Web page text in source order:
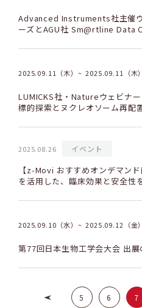
Advanced Instruments社主催
ーズとAGU社 Sm@rtline Data
2025.09.11（木） 2025.09.11（木）
LUMICKS社・Natureウェビナ
標的探索とヌクレオソーム再配
2025.08.26 イベント
【z-Movi おすすめオンデマン
を活用した、臨床効果と安全性
2025.09.10（水） 2025.09.12（金）
第77回日本生物工学会大会 出展
5 6 7